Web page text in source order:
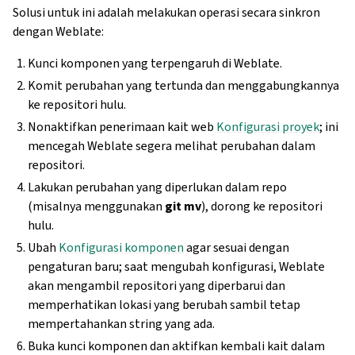
Solusi untuk ini adalah melakukan operasi secara sinkron
dengan Weblate:
Kunci komponen yang terpengaruh di Weblate.
Komit perubahan yang tertunda dan menggabungkannya
ke repositori hulu.
Nonaktifkan penerimaan kait web Konfigurasi proyek; ini
mencegah Weblate segera melihat perubahan dalam
repositori.
Lakukan perubahan yang diperlukan dalam repo
(misalnya menggunakan git mv), dorong ke repositori
hulu.
Ubah Konfigurasi komponenagar sesuai dengan
pengaturan baru; saat mengubah konfigurasi, Weblate
akan mengambil repositori yang diperbarui dan
memperhatikan lokasi yang berubah sambil tetap
mempertahankan string yang ada.
Buka kunci komponen dan aktifkan kembali kait dalam